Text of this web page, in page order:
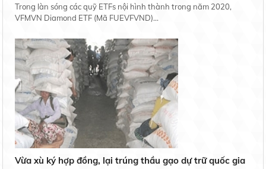
Trong làn sóng các quỹ ETFs nội hình thành trong năm 2020,
VFMVN Diamond ETF (Mã FUEVFVND)...
Vừa xù ký hợp đồng, lại trúng thầu gạo dự trữ quốc gia